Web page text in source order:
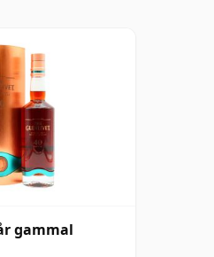
gammal